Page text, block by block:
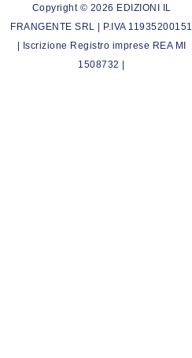
Copyright © 2026 EDIZIONI IL
FRANGENTE SRL | P.IVA 11935200151
| Iscrizione Registro imprese REA MI
1508732 |